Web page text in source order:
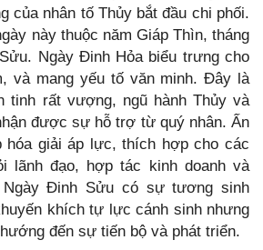
của nhân tố Thủy bắt đầu chi phối.
này thuộc năm Giáp Thìn, tháng
Ngày Đinh Hỏa biểu trưng cho
và mang yếu tố văn minh. Đây là
tinh rất vượng, ngũ hành Thủy và
được sự hỗ trợ từ quý nhân. Ấn
hóa giải áp lực, thích hợp cho các
lãnh đạo, hợp tác kinh doanh và
Đinh Sửu có sự tương sinh
khích tự lực cánh sinh nhưng
đến sự tiến bộ và phát triển.